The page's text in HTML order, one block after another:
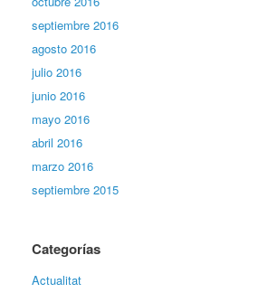
septiembre 2016
agosto 2016
julio 2016
junio 2016
mayo 2016
abril 2016
marzo 2016
septiembre 2015
Categorías
Actualitat